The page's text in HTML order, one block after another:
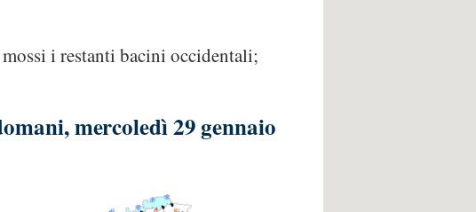
i restanti bacini occidentali;
mercoledì 29 gennaio